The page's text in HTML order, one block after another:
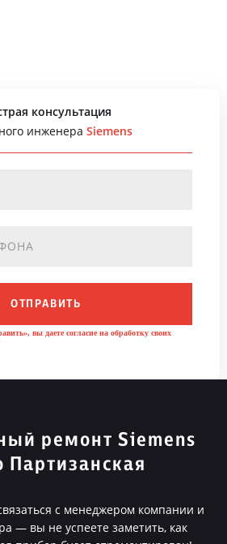
консультация
инженера Siemens
ОТПРАВИТЬ
вы даете согласие на обработку своих
ремонт Siemens
Партизанская
с менеджером компании и
— вы не успеете заметить, как